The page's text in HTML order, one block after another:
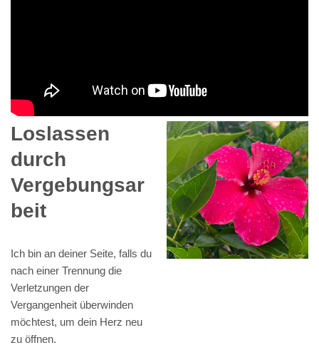
Loslassen
durch
Vergebungsar
beit
Ich bin an deiner Seite, falls du
nach einer Trennung die
Verletzungen der
Vergangenheit überwinden
möchtest, um dein Herz neu
zu öffnen.